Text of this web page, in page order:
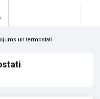
un termostati